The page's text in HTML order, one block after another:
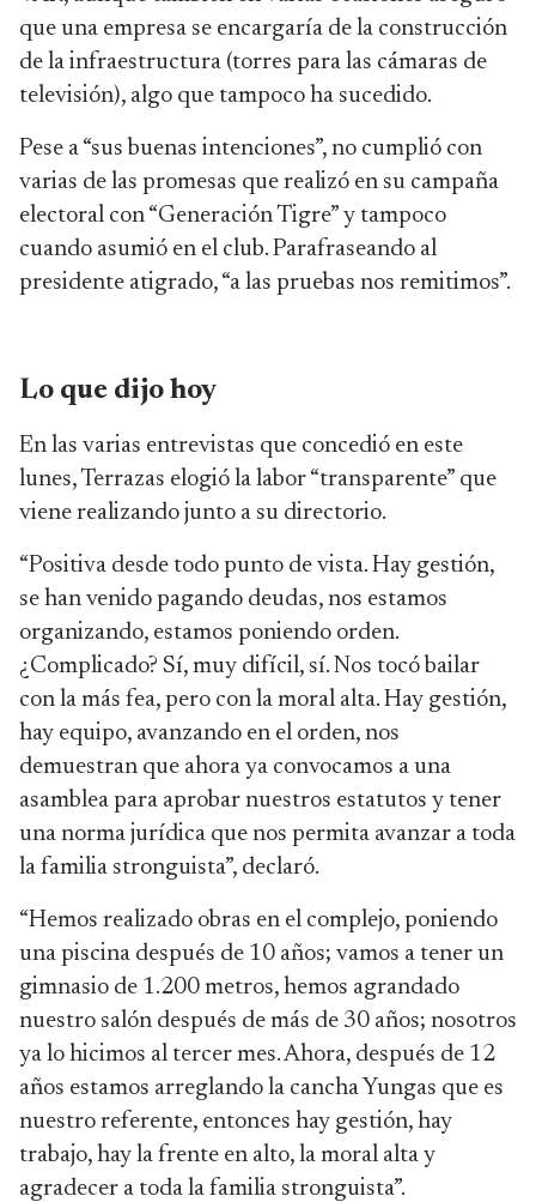
que una empresa se encargaría de la construcción
de la infraestructura (torres para las cámaras de
televisión), algo que tampoco ha sucedido.
Pese a “sus buenas intenciones”, no cumplió con
varias de las promesas que realizó en su campaña
electoral con “Generación Tigre” y tampoco
cuando asumió en el club. Parafraseando al
presidente atigrado, “a las pruebas nos remitimos”.
Lo que dijo hoy
En las varias entrevistas que concedió en este
lunes, Terrazas elogió la labor “transparente” que
viene realizando junto a su directorio.
“Positiva desde todo punto de vista. Hay gestión,
se han venido pagando deudas, nos estamos
organizando, estamos poniendo orden.
¿Complicado? Sí, muy difícil, sí. Nos tocó bailar
con la más fea, pero con la moral alta. Hay gestión,
hay equipo, avanzando en el orden, nos
demuestran que ahora ya convocamos a una
asamblea para aprobar nuestros estatutos y tener
una norma jurídica que nos permita avanzar a toda
la familia stronguista”, declaró.
“Hemos realizado obras en el complejo, poniendo
una piscina después de 10 años; vamos a tener un
gimnasio de 1.200 metros, hemos agrandado
nuestro salón después de más de 30 años; nosotros
ya lo hicimos al tercer mes. Ahora, después de 12
años estamos arreglando la cancha Yungas que es
nuestro referente, entonces hay gestión, hay
trabajo, hay la frente en alto, la moral alta y
agradecer a toda la familia stronguista”.